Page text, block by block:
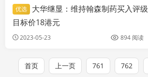
优选
大华继显：维持翰森制药买入评级
目标价18港元
2023-05-23 894 阅读
首页 上一页 761 762